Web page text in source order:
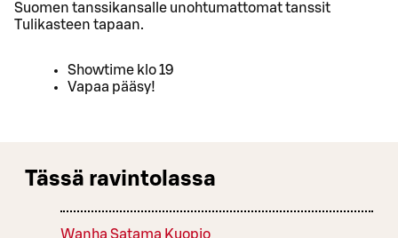
Suomen tanssikansalle unohtumattomat tanssit
Tulikasteen tapaan.
Showtime klo 19
Vapaa pääsy!
Tässä ravintolassa
Wanha Satama Kuopio